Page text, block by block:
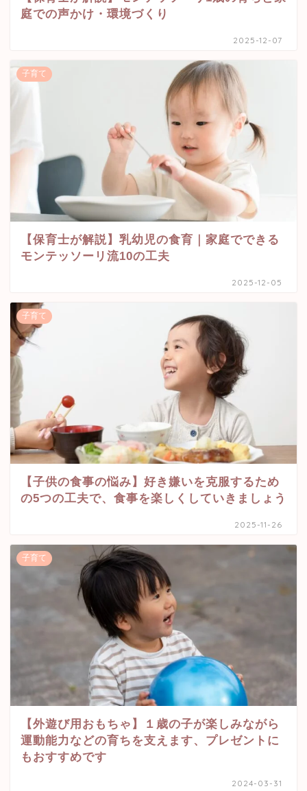
庭での声かけ・環境づくり
2025-12-07
子育て
【保育士が解説】乳幼児の食育｜家庭でできる
モンテッソーリ流10の工夫
2025-12-05
子育て
【子供の食事の悩み】好き嫌いを克服するため
の5つの工夫で、食事を楽しくしていきましょう
2025-11-26
子育て
【外遊び用おもちゃ】１歳の子が楽しみながら
運動能力などの育ちを支えます、プレゼントに
もおすすめです
2024-03-31